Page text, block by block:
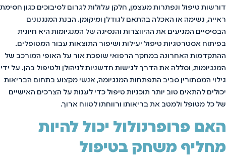
דורשות טיפול ונפתרות מעצמן, חלקן עלולות לגרום לסיבוכים כגון חסימת
ראייה, נשימה או האכלה בהתאם לגודלן ומיקומן. הבנת המנגנונים
הבסיסיים המניעים את ההיווצרות והנסיגה של המנגיומות היא חיונית
בפיתוח אסטרטגיות טיפול יעילות ושיפור התוצאות עבור המטופלים.
ההתקדמות האחרונה במחקר הרפואי שופכת אור על האופי המורכב של
המנגיומות, וסללה את הדרך לגישות חדשניות לניהולן ולטיפול בהן. על ידי
גילוי המסתורין סביב התפתחות המנגיומה, אנשי מקצוע בתחום הבריאות
יכולים להתאים טוב יותר תוכניות טיפול כדי לענות על הצרכים האישיים
של כל מטופל ולמטב את בריאותו ורווחתו לטווח ארוך.
האם פרופרנולול יכול להיות
מחליף משחק בטיפול